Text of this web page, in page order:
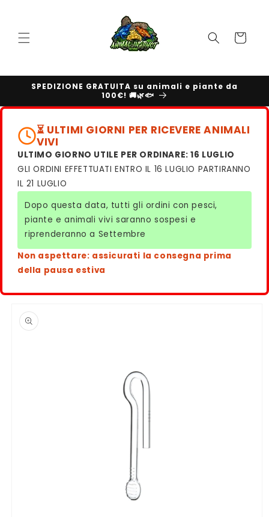
Carrello
SPEDIZIONE GRATUITA su animali e piante da
100€! 🚚🌿🐟
⏳ ULTIMI GIORNI PER RICEVERE ANIMALI
VIVI
ULTIMO GIORNO UTILE PER ORDINARE: 16 LUGLIO
GLI ORDINI EFFETTUATI ENTRO IL 16 LUGLIO PARTIRANNO
IL 21 LUGLIO
Dopo questa data, tutti gli ordini con pesci,
piante e animali vivi saranno sospesi e
riprenderanno a Settembre
Non aspettare: assicurati la consegna prima
della pausa estiva
informazioni
sul
prodotto